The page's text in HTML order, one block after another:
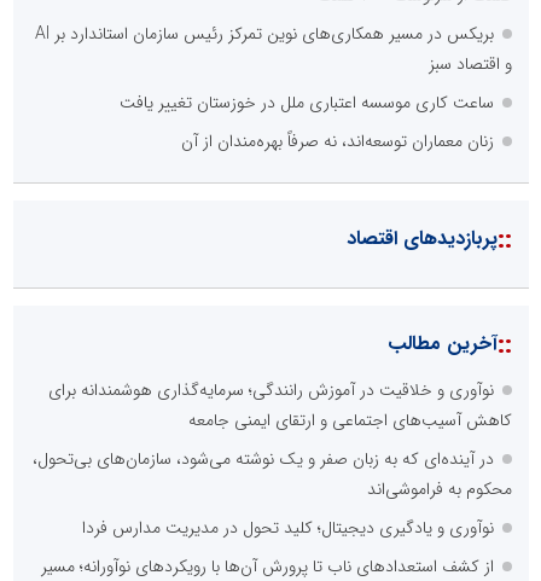
بریکس در مسیر همکاری‌های نوین تمرکز رئیس سازمان استاندارد بر AI
و اقتصاد سبز
ساعت کاری موسسه اعتباری ملل در خوزستان تغییر یافت
زنان معماران توسعه‌اند، نه صرفاً بهره‌مندان از آن
::پربازدیدهای اقتصاد
::آخرین مطالب
نوآوری و خلاقیت در آموزش رانندگی؛ سرمایه‌گذاری هوشمندانه برای
کاهش آسیب‌های اجتماعی و ارتقای ایمنی جامعه
در آینده‌ای که به زبان صفر و یک نوشته می‌شود، سازمان‌های بی‌تحول،
محکوم به فراموشی‌اند
نوآوری و یادگیری دیجیتال؛ کلید تحول در مدیریت مدارس فردا
از کشف استعدادهای ناب تا پرورش آن‌ها با رویکردهای نوآورانه؛ مسیر